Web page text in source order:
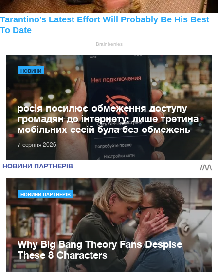
НОВИНИ
росія посилює обмеження доступу
громадян до інтернету: лише третина
мобільних сесій була без обмежень
7 серпня 2026